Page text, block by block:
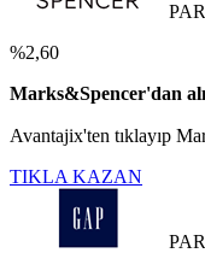
%2,60
Marks&Spencer'dan
Avantajix'ten tıklayıp
TIKLA KAZAN